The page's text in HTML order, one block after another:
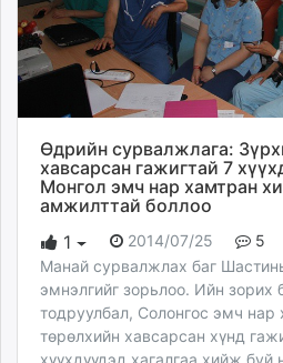
Өдрийн сурвалжлага:
хавсарсан гажигтай 7
Монгол эмч нар хамтран
амжилттай боллоо
1
2014/07/25
5
Манай сурвалжлах баг
эмнэлгийг зорьлоо. Ийн зорих
тодруулбал, Солонгос эмч
төрөлхийн хавсарсан хүнд